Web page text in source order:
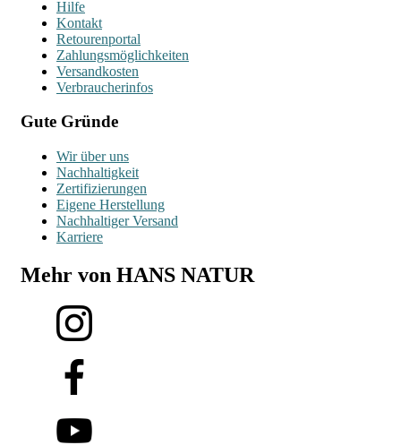
Hilfe
Kontakt
Retourenportal
Zahlungsmöglichkeiten
Versandkosten
Verbraucherinfos
Gute Gründe
Wir über uns
Nachhaltigkeit
Zertifizierungen
Eigene Herstellung
Nachhaltiger Versand
Karriere
Mehr von HANS NATUR